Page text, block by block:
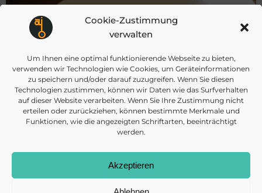
Cookie-Zustimmung
verwalten
Um Ihnen eine optimal funktionierende Webseite zu bieten,
verwenden wir Technologien wie Cookies, um Geräteinformationen
zu speichern und/oder darauf zuzugreifen. Wenn Sie diesen
Technologien zustimmen, können wir Daten wie das Surfverhalten
auf dieser Website verarbeiten. Wenn Sie Ihre Zustimmung nicht
erteilen oder zurückziehen, können bestimmte Merkmale und
Funktionen, wie die angezeigten Schriftarten, beeinträchtigt
werden.
Akzeptieren
Post
navigation
Post
info@daisec.de